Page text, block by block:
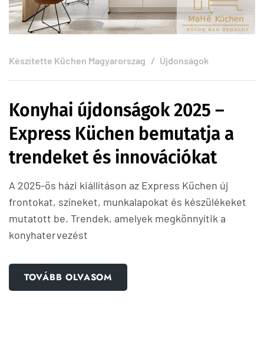
Készítette Küchen Magyarorszag Újdonságok
Konyhai újdonságok 2025 –
Express Küchen bemutatja a
trendeket és innovációkat
A 2025-ös házi kiállításon az Express Küchen új
frontokat, színeket, munkalapokat és készülékeket
mutatott be. Trendek, amelyek megkönnyítik a
konyhatervezést
TOVÁBB OLVASOM